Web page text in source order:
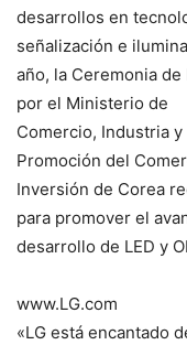
desarrollos en
señalización e
año, la Ceremonia
por el Ministerio de
Comercio, Industria
Promoción del
Inversión de Corea
para promover el
desarrollo de LED y
www.LG.com
«LG está encantado